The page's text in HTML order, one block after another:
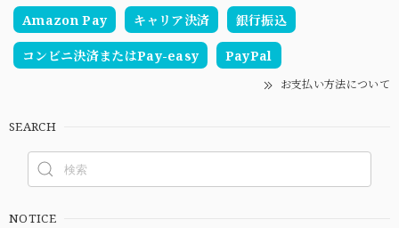
Amazon Pay キャリア決済 銀行振込
コンビニ決済またはPay-easy PayPal
お支払い方法について
SEARCH
NOTICE